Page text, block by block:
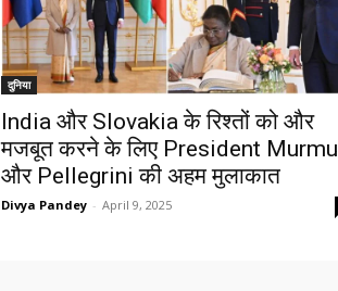
दुनिया
India और Slovakia के रिश्तों को और
मजबूत करने के लिए President Murmu
और Pellegrini की अहम मुलाकात
Divya Pandey - April 9, 2025